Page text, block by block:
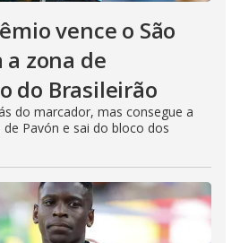
vence o São
a zona de
do Brasileirão
do marcador, mas consegue a
Pavón e sai do bloco dos